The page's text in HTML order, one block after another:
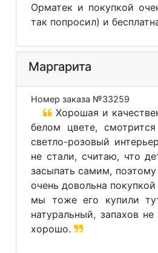
Орматек и покупкой
так попросил) и
Маргарита
Номер заказа №33259
Хорошая и
белом цвете,
светло-розовый
не стали, считаю, что
засыпать самим,
очень довольна
мы тоже его купили
натуральный, запахов
хорошо.